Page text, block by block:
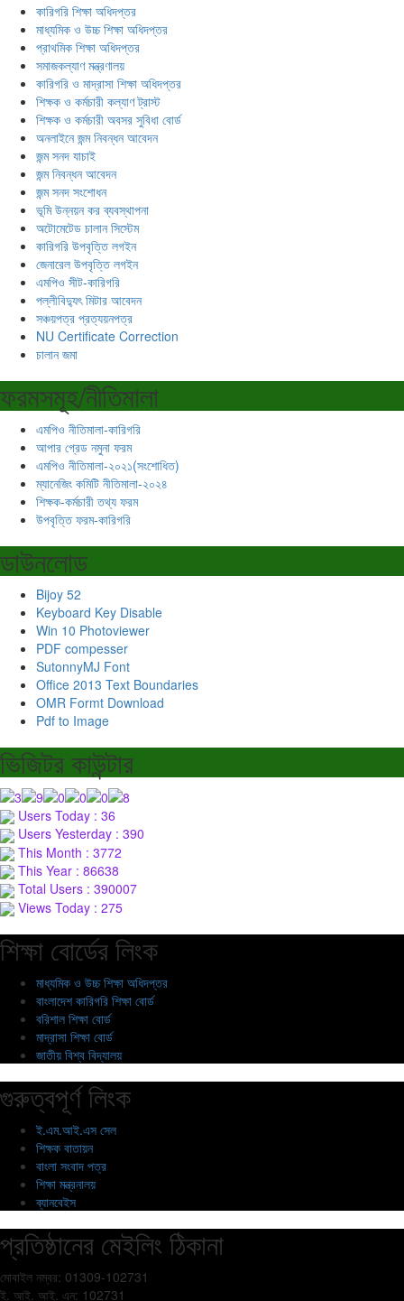
কারিগরি শিক্ষা অধিদপ্তর
মাধ্যমিক ও উচ্চ শিক্ষা অধিদপ্তর
প্রাথমিক শিক্ষা অধিদপ্তর
সমাজকল্যাণ মন্ত্রণালয়
কারিগরি ও মাদ্রাসা শিক্ষা অধিদপ্তর
শিক্ষক ও কর্মচারী কল্যাণ ট্রাস্ট
শিক্ষক ও কর্মচারী অবসর সুবিধা বোর্ড
অনলাইনে জন্ম নিবন্ধন আবেদন
জন্ম সনদ যাচাই
জন্ম নিবন্ধন আবেদন
জন্ম সনদ সংশোধন
ভূমি উন্নয়ন কর ব্যবস্থাপনা
অটোমেটেড চালান সিস্টেম
কারিগরি উপবৃত্তি লগইন
জেনারেল উপবৃত্তি লগইন
এমপিও সীট-কারিগরি
পল্লীবিদ্যুৎ মিটার আবেদন
সঞ্চয়পত্র প্রত্যয়নপত্র
NU Certificate Correction
চালান জমা
ফরমসমূহ/নীতিমালা
এমপিও নীতিমালা-কারিগরি
আপার গ্রেড নমুনা ফরম
এমপিও নীতিমালা-২০২১(সংশোধিত)
ম্যানেজিং কমিটি নীতিমালা-২০২৪
শিক্ষক-কর্মচারী তথ্য ফরম
উপবৃত্তি ফরম-কারিগরি
ডাউনলোড
Bijoy 52
Keyboard Key Disable
Win 10 Photoviewer
PDF compesser
SutonnyMJ Font
Office 2013 Text Boundaries
OMR Formt Download
Pdf to Image
ভিজিটর কাউন্টার
Users Today : 36
Users Yesterday : 390
This Month : 3772
This Year : 86638
Total Users : 390007
Views Today : 275
শিক্ষা বোর্ডের লিংক
মাধ্যমিক ও উচ্চ শিক্ষা অধিদপ্তর
বাংলাদেশ কারিগরি শিক্ষা বোর্ড
বরিশাল শিক্ষা বোর্ড
মাদ্রাসা শিক্ষা বোর্ড
জাতীয় বিশ্ব বিদ্যালয়
গুরুত্বপূর্ণ লিংক
ই.এম.আই.এস সেল
শিক্ষক বাতায়ন
বাংলা সংবাদ পত্র
শিক্ষা মন্ত্রনালয়
ব্যানবেইস
প্রতিষ্ঠানের মেইলিং ঠিকানা
মোবাইল নম্বর: 01309-102731
ই. আই. আই. এন: 102731